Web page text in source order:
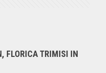
FLORICA TRIMISI IN